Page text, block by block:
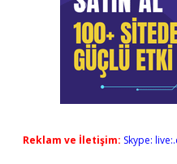
Reklam ve İletişim: Skype: